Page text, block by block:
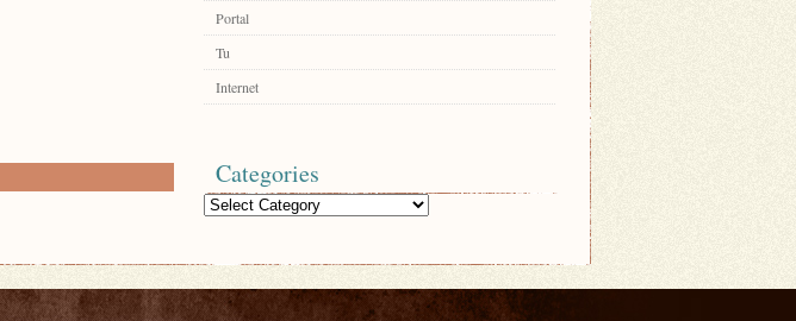
Portal
Tu
Internet
Categories
Categories